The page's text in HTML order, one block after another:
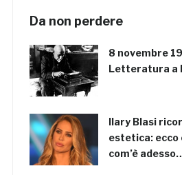
Da non perdere
8 novembre
Letteratura a
Ilary Blasi
estetica: ecco
com’è